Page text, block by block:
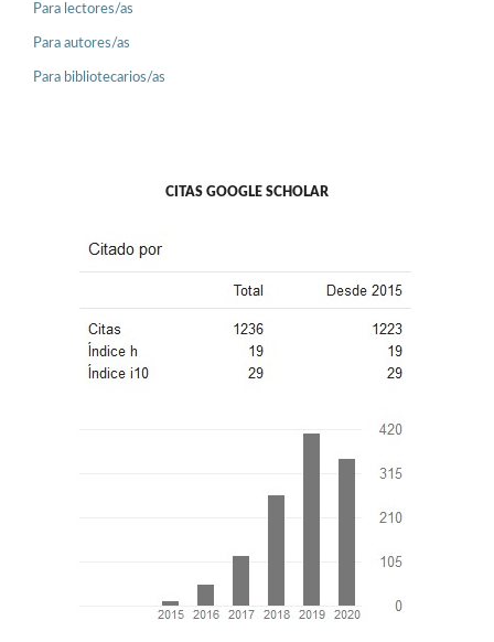
Para lectores/as
Para autores/as
Para bibliotecarios/as
CITAS GOOGLE SCHOLAR